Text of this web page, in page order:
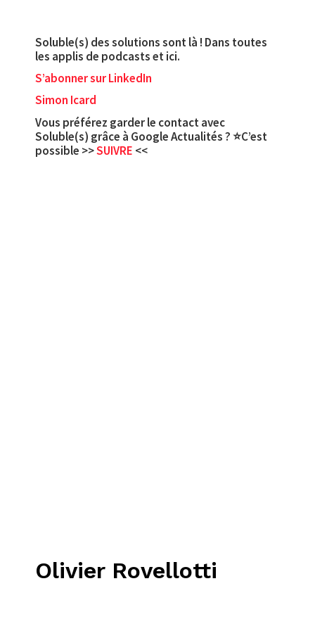
Soluble(s) des solutions sont là ! Dans toutes
les applis de podcasts et ici.
S’abonner sur LinkedIn
Simon Icard
Vous préférez garder le contact avec
Soluble(s) grâce à Google Actualités ? ⭐C’est
possible >>SUIVRE <<
Olivier Rovellotti